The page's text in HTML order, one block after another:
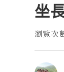
坐
瀏覽次